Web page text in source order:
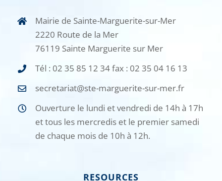
Mairie de Sainte-Marguerite-sur-Mer
2220 Route de la Mer
76119 Sainte Marguerite sur Mer
Tél : 02 35 85 12 34 fax : 02 35 04 16 13
secretariat@ste-marguerite-sur-mer.fr
Ouverture le lundi et vendredi de 14h à 17h
et tous les mercredis et le premier samedi
de chaque mois de 10h à 12h.
RESOURCES